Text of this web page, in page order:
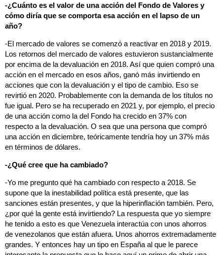
-¿Cuánto es el valor de una acción del Fondo de Valores y
cómo diría que se comporta esa acción en el lapso de un
año?
-El mercado de valores se comenzó a reactivar en 2018 y 2019.
Los retornos del mercado de valores estuvieron sustancialmente
por encima de la devaluación en 2018. Así que quien compró una
acción en el mercado en esos años, ganó más invirtiendo en
acciones que con la devaluación y el tipo de cambio. Eso se
revirtió en 2020. Probablemente con la demanda de los títulos no
fue igual. Pero se ha recuperado en 2021 y, por ejemplo, el precio
de una acción como la del Fondo ha crecido en 37% con
respecto a la devaluación. O sea que una persona que compró
una acción en diciembre, teóricamente tendría hoy un 37% más
en términos de dólares.
-¿Qué cree que ha cambiado?
-Yo me pregunto qué ha cambiado con respecto a 2018. Se
supone que la inestabilidad política está presente, que las
sanciones están presentes, y que la hiperinflación también. Pero,
¿por qué la gente está invirtiendo? La respuesta que yo siempre
he tenido a esto es que Venezuela interactúa con unos ahorros
de venezolanos que están afuera. Unos ahorros extremadamente
grandes. Y entonces hay un tipo en España al que le parece